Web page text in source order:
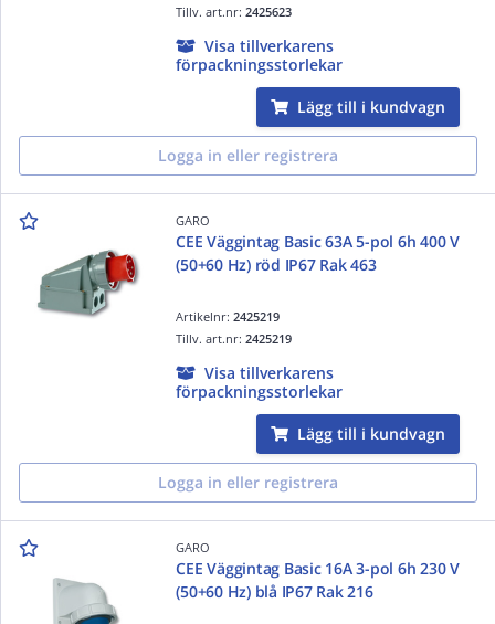
Tillv. art.nr:2425623
Visa tillverkarens
förpackningsstorlekar
Lägg till i kundvagn
Logga in eller registrera
GARO
CEE Väggintag Basic 63A 5-pol 6h 400 V
(50+60 Hz) röd IP67 Rak 463
Artikelnr:2425219
Tillv. art.nr:2425219
Visa tillverkarens
förpackningsstorlekar
Lägg till i kundvagn
Logga in eller registrera
GARO
CEE Väggintag Basic 16A 3-pol 6h 230 V
(50+60 Hz) blå IP67 Rak 216